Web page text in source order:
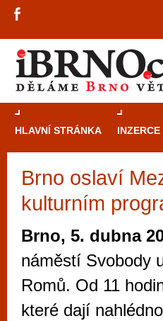
HLAVNÍ STRÁNKA INZERCE
Brno oslaví
kulturním
Brno, 5. dubna
náměstí Svobody
Romů. Od 11
které dají
Mimo jiné je ale